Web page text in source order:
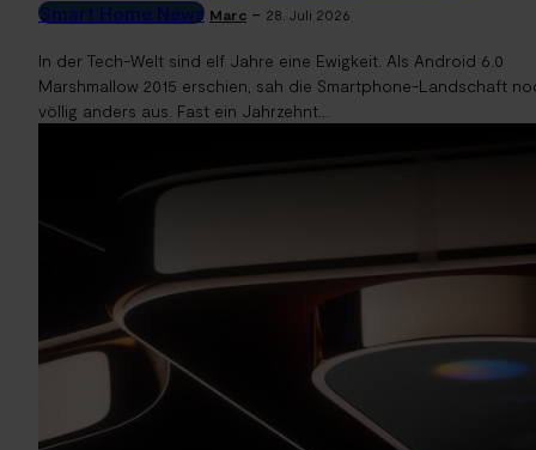
Smart Home News Marc - 28. Juli 2026
In der Tech-Welt sind elf Jahre eine Ewigkeit. Als Android 6.0
Marshmallow 2015 erschien, sah die Smartphone-Landschaft
völlig anders aus. Fast ein Jahrzehnt...